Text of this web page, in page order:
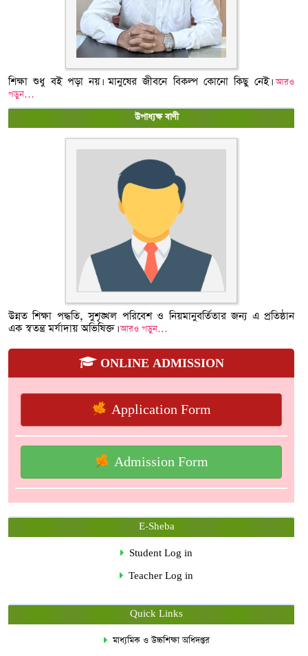
শিক্ষা শুধু বই পড়া নয়। মানুষের জীবনে বিকল্প কোনো কিছু নেই।আরও
পড়ুন…
উপাধ্যক্ষ বাণী
উন্নত শিক্ষা পদ্ধতি, সুশৃঙ্খল পরিবেশ ও নিয়মানুবর্তিতার জন্য এ প্রতিষ্ঠান
এক স্বতন্ত্র মর্যাদায় অভিষিক্ত।আরও পড়ুন…
ONLINE ADMISSION
Application Form
Admission Form
E-Sheba
Student Log in
Teacher Log in
Quick Links
মাধ্যমিক ও উচ্চশিক্ষা অধিদপ্তর